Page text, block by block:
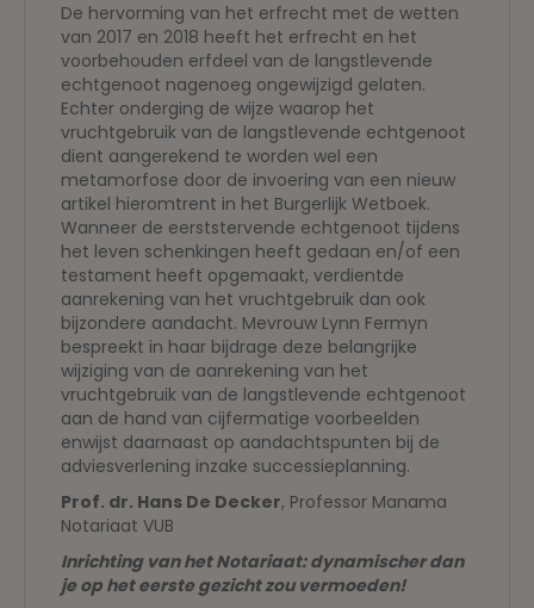
De hervorming van het erfrecht met de wetten
van 2017 en 2018 heeft het erfrecht en het
voorbehouden erfdeel van de langstlevende
echtgenoot nagenoeg ongewijzigd gelaten.
Echter onderging de wijze waarop het
vruchtgebruik van de langstlevende echtgenoot
dient aangerekend te worden wel een
metamorfose door de invoering van een nieuw
artikel hieromtrent in het Burgerlijk Wetboek.
Wanneer de eerststervende echtgenoot tijdens
het leven schenkingen heeft gedaan en/of een
testament heeft opgemaakt, verdientde
aanrekening van het vruchtgebruik dan ook
bijzondere aandacht. Mevrouw Lynn Fermyn
bespreekt in haar bijdrage deze belangrijke
wijziging van de aanrekening van het
vruchtgebruik van de langstlevende echtgenoot
aan de hand van cijfermatige voorbeelden
enwijst daarnaast op aandachtspunten bij de
adviesverlening inzake successieplanning.
Prof. dr. Hans De Decker, Professor Manama
Notariaat VUB
Inrichting van het Notariaat: dynamischer dan
je op het eerste gezicht zou vermoeden!